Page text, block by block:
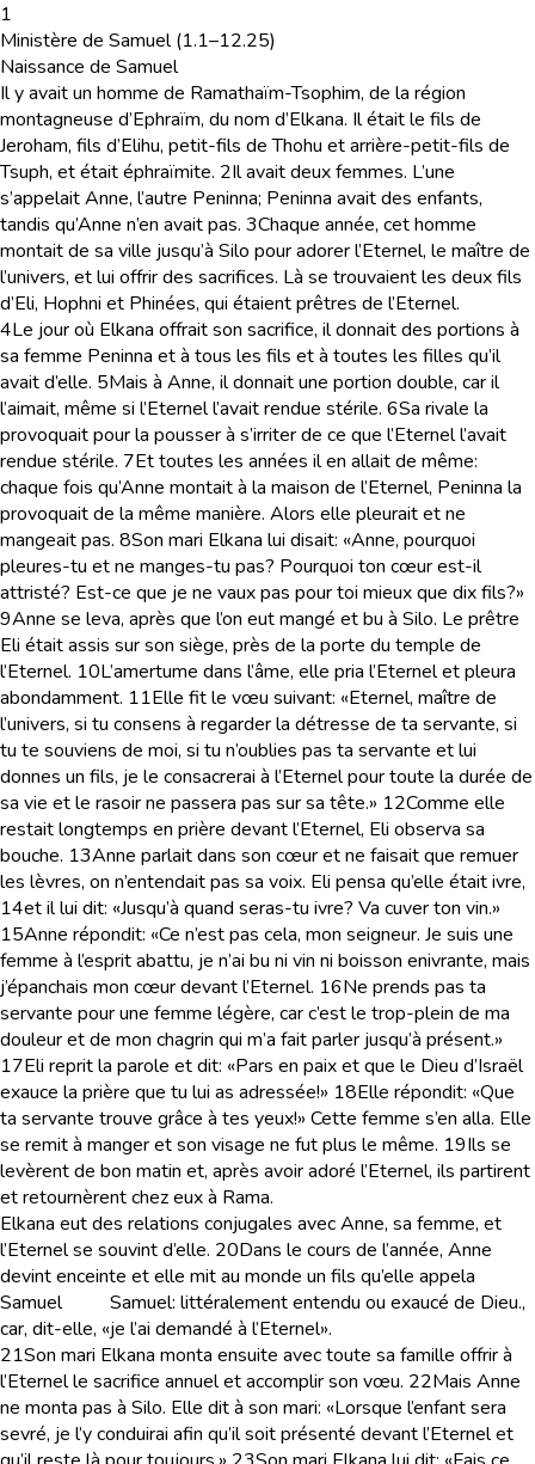
1
Ministère de Samuel (1.1–12.25)
Naissance de Samuel
Il y avait un homme de Ramathaïm-Tsophim, de la région
montagneuse d’Ephraïm, du nom d’Elkana. Il était le fils de
Jeroham, fils d’Elihu, petit-fils de Thohu et arrière-petit-fils de
Tsuph, et était éphraïmite. 2Il avait deux femmes. L’une
s’appelait Anne, l’autre Peninna; Peninna avait des enfants,
tandis qu’Anne n’en avait pas. 3Chaque année, cet homme
montait de sa ville jusqu’à Silo pour adorer l’Eternel, le maître de
l’univers, et lui offrir des sacrifices. Là se trouvaient les deux fils
d’Eli, Hophni et Phinées, qui étaient prêtres de l’Eternel.
4Le jour où Elkana offrait son sacrifice, il donnait des portions à
sa femme Peninna et à tous les fils et à toutes les filles qu’il
avait d’elle. 5Mais à Anne, il donnait une portion double, car il
l’aimait, même si l’Eternel l’avait rendue stérile. 6Sa rivale la
provoquait pour la pousser à s’irriter de ce que l’Eternel l’avait
rendue stérile. 7Et toutes les années il en allait de même:
chaque fois qu’Anne montait à la maison de l’Eternel, Peninna la
provoquait de la même manière. Alors elle pleurait et ne
mangeait pas. 8Son mari Elkana lui disait: «Anne, pourquoi
pleures-tu et ne manges-tu pas? Pourquoi ton cœur est-il
attristé? Est-ce que je ne vaux pas pour toi mieux que dix fils?»
9Anne se leva, après que l’on eut mangé et bu à Silo. Le prêtre
Eli était assis sur son siège, près de la porte du temple de
l’Eternel. 10L’amertume dans l’âme, elle pria l’Eternel et pleura
abondamment. 11Elle fit le vœu suivant: «Eternel, maître de
l’univers, si tu consens à regarder la détresse de ta servante, si
tu te souviens de moi, si tu n’oublies pas ta servante et lui
donnes un fils, je le consacrerai à l’Eternel pour toute la durée de
sa vie et le rasoir ne passera pas sur sa tête.» 12Comme elle
restait longtemps en prière devant l’Eternel, Eli observa sa
bouche. 13Anne parlait dans son cœur et ne faisait que remuer
les lèvres, on n’entendait pas sa voix. Eli pensa qu’elle était ivre,
14et il lui dit: «Jusqu’à quand seras-tu ivre? Va cuver ton vin.»
15Anne répondit: «Ce n’est pas cela, mon seigneur. Je suis une
femme à l’esprit abattu, je n’ai bu ni vin ni boisson enivrante, mais
j’épanchais mon cœur devant l’Eternel. 16Ne prends pas ta
servante pour une femme légère, car c’est le trop-plein de ma
douleur et de mon chagrin qui m’a fait parler jusqu’à présent.»
17Eli reprit la parole et dit: «Pars en paix et que le Dieu d’Israël
exauce la prière que tu lui as adressée!» 18Elle répondit: «Que
ta servante trouve grâce à tes yeux!» Cette femme s’en alla. Elle
se remit à manger et son visage ne fut plus le même. 19Ils se
levèrent de bon matin et, après avoir adoré l’Eternel, ils partirent
et retournèrent chez eux à Rama.
Elkana eut des relations conjugales avec Anne, sa femme, et
l’Eternel se souvint d’elle. 20Dans le cours de l’année, Anne
devint enceinte et elle mit au monde un fils qu’elle appela
Samuel
Samuel: littéralement entendu ou exaucé de Dieu.,
car, dit-elle, «je l’ai demandé à l’Eternel».
21Son mari Elkana monta ensuite avec toute sa famille offrir à
l’Eternel le sacrifice annuel et accomplir son vœu. 22Mais Anne
ne monta pas à Silo. Elle dit à son mari: «Lorsque l’enfant sera
sevré, je l’y conduirai afin qu’il soit présenté devant l’Eternel et